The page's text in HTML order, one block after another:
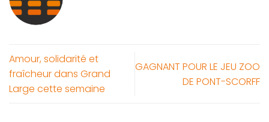
Amour, solidarité et
fraîcheur dans Grand
Large cette semaine
GAGNANT POUR LE JEU ZOO
DE PONT-SCORFF